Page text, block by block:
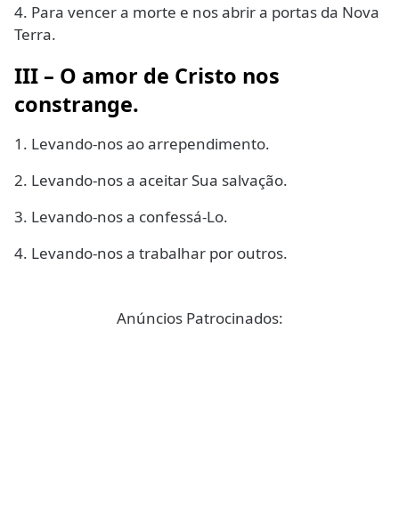
4. Para vencer a morte e nos abrir a portas da Nova
Terra.
III – O amor de Cristo nos
constrange.
1. Levando-nos ao arrependimento.
2. Levando-nos a aceitar Sua salvação.
3. Levando-nos a confessá-Lo.
4. Levando-nos a trabalhar por outros.
Anúncios Patrocinados: